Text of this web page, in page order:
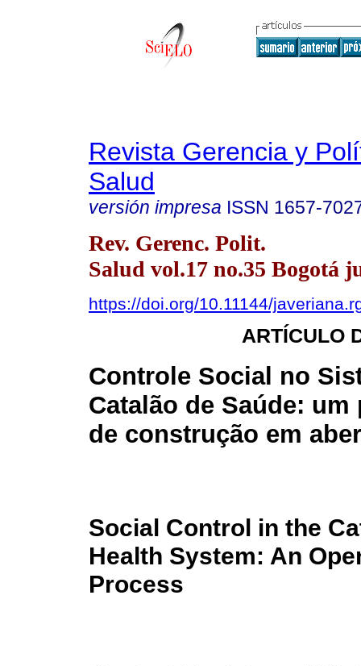
Revista Gerencia y
Salud
versión impresa ISSN 1657-
Rev. Gerenc. Polit.
Salud vol.17 no.35 Bogotá
https://doi.org/10.11144/
ARTÍCULO
Controle Social no
Catalão de Saúde: um
de construção em
Social Control in the
Health System: An
Process